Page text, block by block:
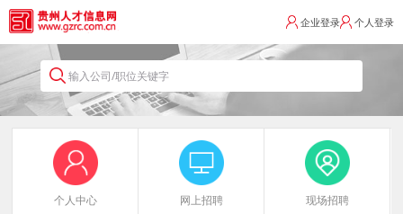
个人登录
企业登录
输入公司/职位关键字
个人中心 网上招聘 现场招聘